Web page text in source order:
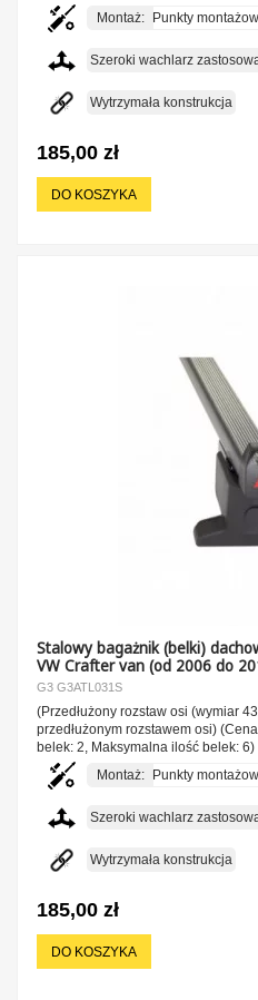
Montaż:
Punkty
Szeroki wachlarz
Wytrzymała konstrukcja
185,00 zł
DO KOSZYKA
Stalowy bagażnik (belki)
VW Crafter van (od 2006 do
G3 G3ATL031S
(Przedłużony rozstaw osi (wymiar
przedłużonym rozstawem osi)
belek: 2, Maksymalna ilość belek: 6)
Montaż:
Punkty
Szeroki wachlarz
Wytrzymała konstrukcja
185,00 zł
DO KOSZYKA